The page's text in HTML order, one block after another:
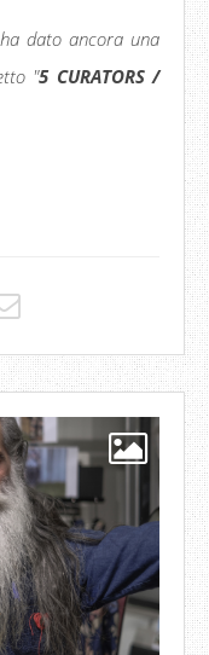
dato ancora una
"5 CURATORS /